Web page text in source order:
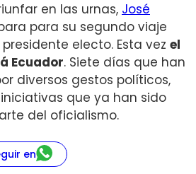
en las urnas, José
para su segundo viaje
electo. Esta vez el
Ecuador. Siete días que han
diversos gestos políticos,
que ya han sido
del oficialismo.
en